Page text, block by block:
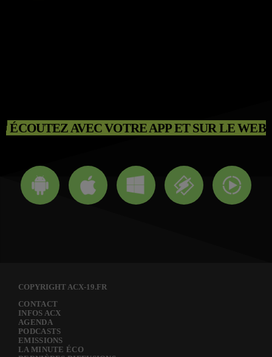
ÉCOUTEZ AVEC VOTRE APP ET SUR LE WEB
COPYRIGHT ACX-19.FR
CONTACT
INFOS ACX
AGENDA
PODCASTS
EMISSIONS
LA MINUTE ÉCO